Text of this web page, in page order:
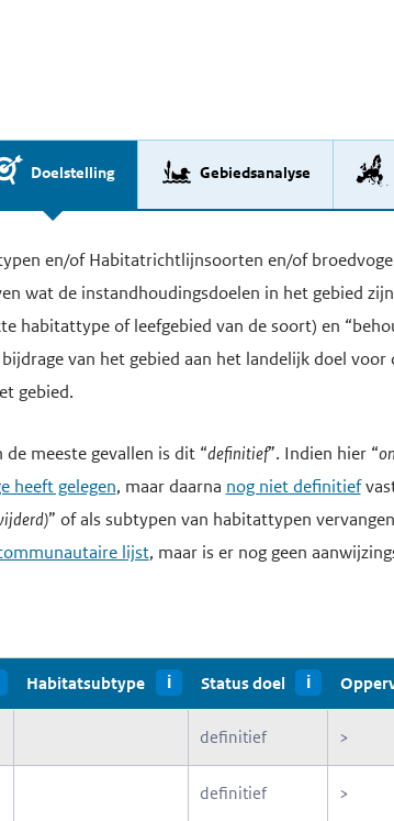
Doelstelling Gebiedsanalyse
en/of Habitatrichtlijnsoorten en/of
wat de instandhoudingsdoelen in het gebied
habitattype of leefgebied van de soort) en
van het gebied aan het landelijk doel
gebied.
meeste gevallen is dit “definitief”. Indien hier “
heeft gelegen, maar daarna nog niet definitief
” of als subtypen van habitattypen
lijst, maar is er nog geen
Habitatsubtype i Status doel i
definitief >
definitief >